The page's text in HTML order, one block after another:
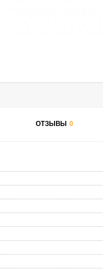
ОТЗЫВЫ 0